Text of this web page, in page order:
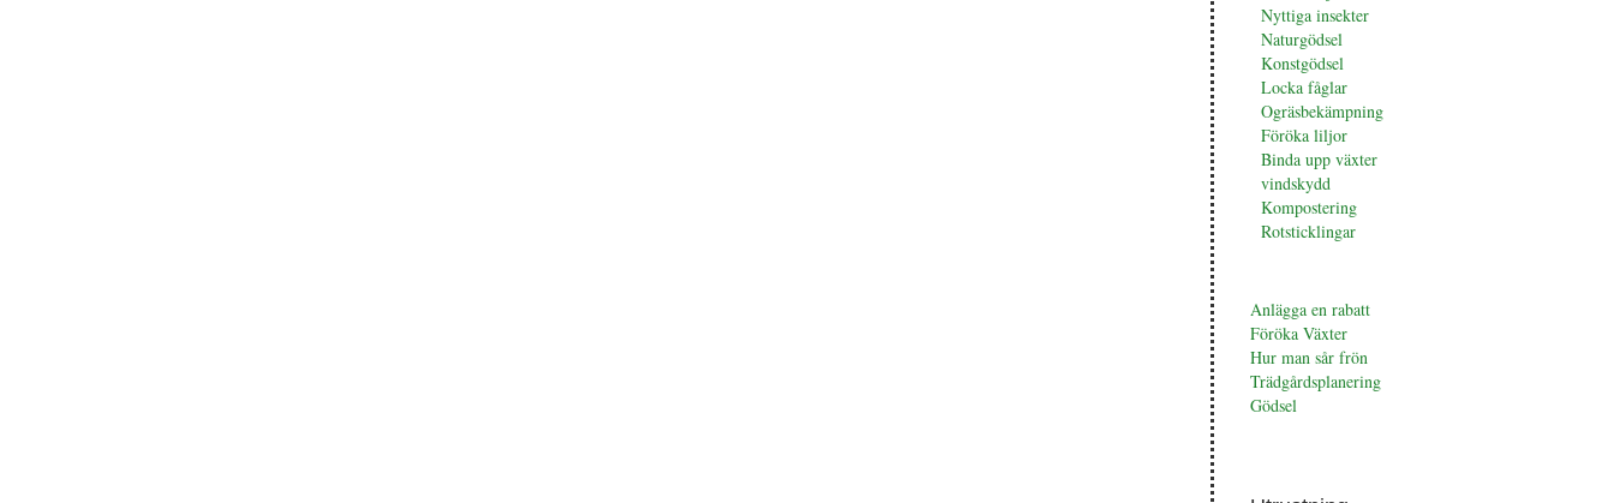
Nyttiga insekter
Naturgödsel
Konstgödsel
Locka fåglar
Ogräsbekämpning
Föröka liljor
Binda upp växter
vindskydd
Kompostering
Rotsticklingar
Anlägga en rabatt
Föröka Växter
Hur man sår frön
Trädgårdsplanering
Gödsel